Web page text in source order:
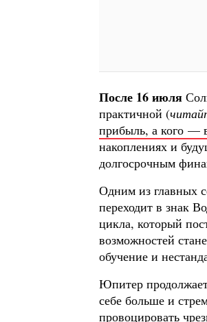
После 16 июля
практичной (
прибыль, а кого —
накоплениях и
долгосрочным
Одним из главных
переходит в знак
цикла, который
возможностей
обучение и
Юпитер
себе больше и
провоцировать